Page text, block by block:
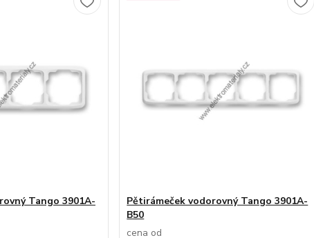
Tango 3901A-
Pětirámeček vodorovný Tango 3901A-
B50
cena od